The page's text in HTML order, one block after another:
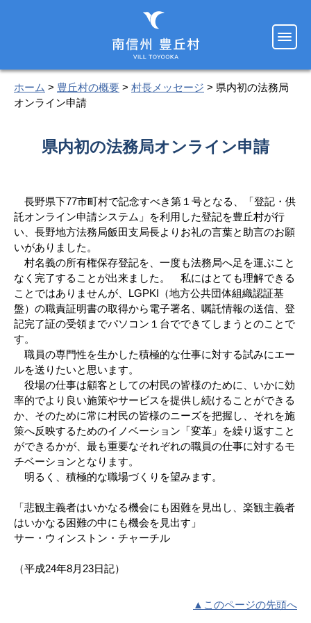
ホーム > 豊丘村の概要 > 村長メッセージ > 県内初の法務局
オンライン申請
県内初の法務局オンライン申請
長野県下77市町村で記念すべき第１号となる、「登記・供
託オンライン申請システム」を利用した登記を豊丘村が行
い、長野地方法務局飯田支局長よりお礼の言葉と助言のお願
いがありました。
村名義の所有権保存登記を、一度も法務局へ足を運ぶこと
なく完了することが出来ました。 私にはとても理解できる
ことではありませんが、LGPKI（地方公共団体組織認証基
盤）の職責証明書の取得から電子署名、嘱託情報の送信、登
記完了証の受領までパソコン１台でできてしまうとのことで
す。
職員の専門性を生かした積極的な仕事に対する試みにエー
ルを送りたいと思います。
役場の仕事は顧客としての村民の皆様のために、いかに効
率的でより良い施策やサービスを提供し続けることができる
か、そのために常に村民の皆様のニーズを把握し、それを施
策へ反映するためのイノベーション「変革」を繰り返すこと
ができるかが、最も重要なそれぞれの職員の仕事に対するモ
チベーションとなります。
明るく、積極的な職場づくりを望みます。
「悲観主義者はいかなる機会にも困難を見出し、楽観主義者
はいかなる困難の中にも機会を見出す」
サー・ウィンストン・チャーチル
（平成24年8月23日記）
▲このページの先頭へ